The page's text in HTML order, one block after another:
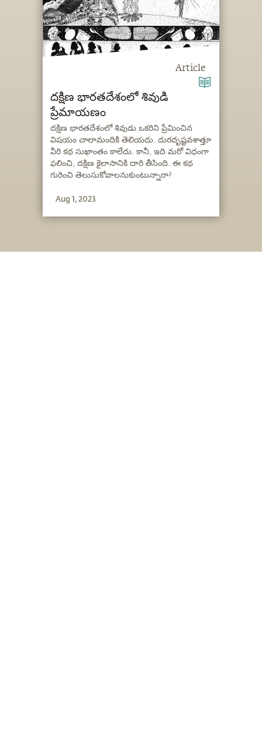
Article
దక్షిణ భారతదేశంలో శివుడి
ప్రేమాయణం
దక్షిణ భారతదేశంలో శివుడు ఒకరిని ప్రేమించిన
విషయం చాలామందికి తెలియదు. దురదృష్టవశాత్తూ
వీరి కథ సుఖాంతం కాలేదు. కానీ, ఇది మరో విధంగా
ఫలించి, దక్షిణ కైలాసానికి దారి తీసింది. ఈ కథ
గురించి తెలుసుకోవాలనుకుంటున్నారా?
Aug 1, 2023